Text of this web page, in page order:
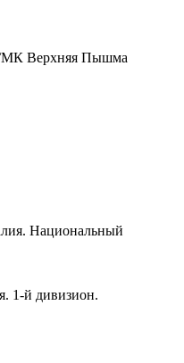
Верхняя Пышма
Национальный
1-й дивизион.